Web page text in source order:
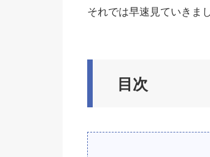
それでは早速見ていきま
目次